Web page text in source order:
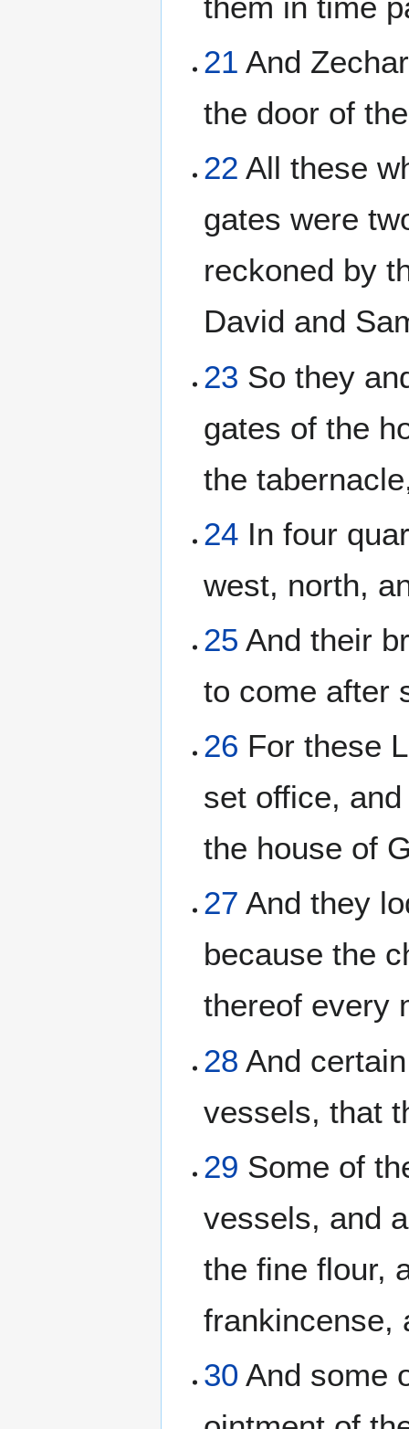
21 And
the door of
22 All these
gates were
reckoned by
David and
23 So they
gates of the
the
24 In four
west, north,
25 And their
to come after
26 For these
set office,
the house of
27 And they
because the
thereof every
28 And
vessels, that
29 Some of
vessels, and
the fine flour,
frankincense,
30 And some